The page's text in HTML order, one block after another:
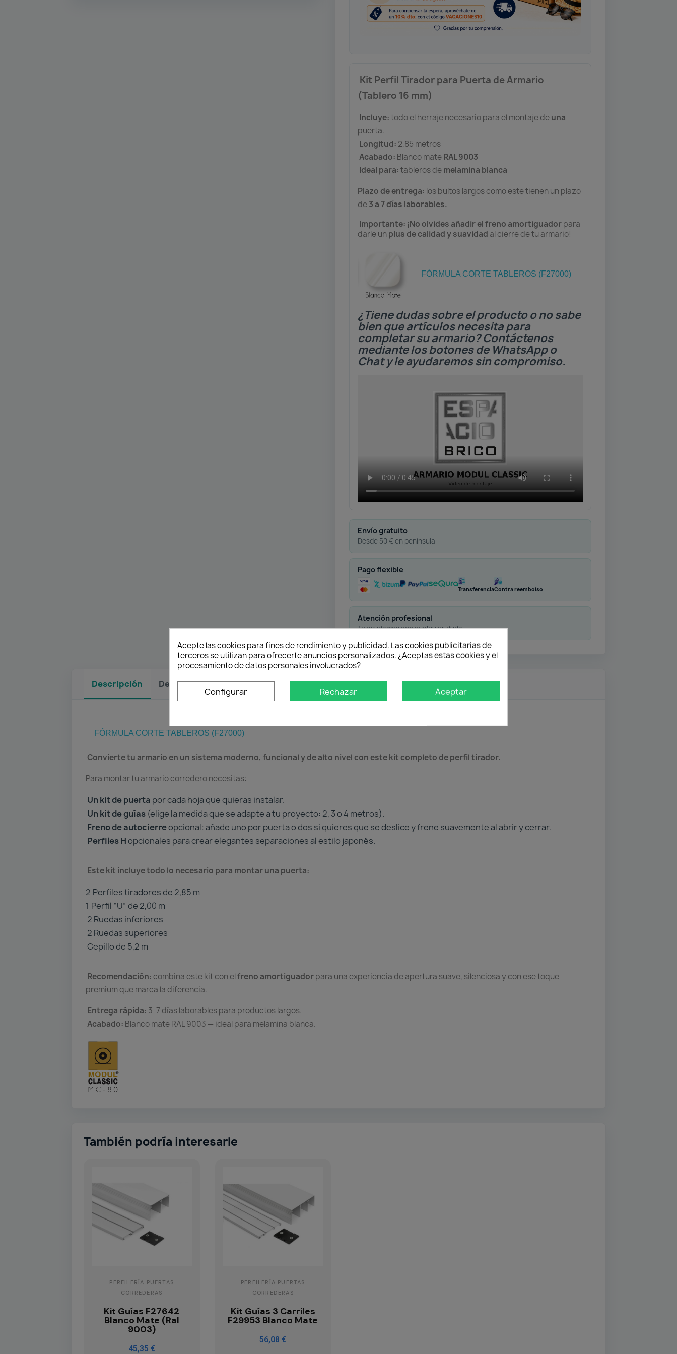
Kit Perfil Tirador para Puerta de Armario
(Tablero 16 mm)
Incluye:todo el herraje necesario para el montaje deuna
puerta.
Longitud: 2,85 metros
Acabado: Blanco mateRAL 9003
Ideal para:tableros demelamina blanca
Plazo de entrega: los bultos largos como este tienen un plazo
de3 a 7 días laborables.
Importante: ¡No olvides añadir el freno amortiguadorpara
darle un plus de calidad y suavidad al cierre de tu armario!
FÓRMULA CORTE TABLEROS (F27000)
¿Tiene dudas sobre el producto o no sabe
bien que artículos necesita para
completar su armario? Contáctenos
mediante los botones de WhatsApp o
Chat y le ayudaremos sin compromiso.
Envío gratuito
Desde 50 € en península
Pago flexible
TransferenciaContra reembolso
Atención profesional
Te ayudamos con cualquier duda
Descripción Detalles del producto
FÓRMULA CORTE TABLEROS (F27000)
Convierte tu armario en un sistema moderno, funcional y de alto nivel con este kit completo de perfil tirador.
Para montar tu armario corredero necesitas:
Un kit de puerta por cada hoja que quieras instalar.
Un kit de guías (elige la medida que se adapte a tu proyecto: 2, 3 o 4 metros).
Freno de autocierreopcional: añade uno por puerta o dos si quieres que se deslice y frene suavemente al abrir y cerrar.
Perfiles Hopcionales para crear elegantes separaciones al estilo japonés.
Este kit incluye todo lo necesario para montar una puerta:
2️ Perfiles tiradores de 2,85 m
1️ Perfil “U” de 2,00 m
2 Ruedas inferiores
2 Ruedas superiores
Cepillo de 5,2 m
Recomendación: combina este kit con elfreno amortiguadorpara una experiencia de apertura suave, silenciosa y con ese toque
premium que marca la diferencia.
Entrega rápida: 3–7 días laborables para productos largos.
Acabado: Blanco mate RAL 9003 — ideal para melamina blanca.
También podría interesarle
PERFILERÍA PUERTAS
CORREDERAS
Kit Guías F27642
Blanco Mate (Ral
9003)
45,35 €
PERFILERÍA PUERTAS
CORREDERAS
Kit Guías 3 Carriles
F29953 Blanco Mate
56,08 €
Acepte las cookies para fines de rendimiento y publicidad. Las cookies publicitarias de
terceros se utilizan para ofrecerte anuncios personalizados. ¿Aceptas estas cookies y el
procesamiento de datos personales involucrados?
Configurar Rechazar Aceptar